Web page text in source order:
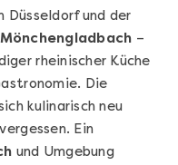
Düsseldorf und der
Mönchengladbach –
rheinischer Küche
Die
kulinarisch neu
Ein
und Umgebung